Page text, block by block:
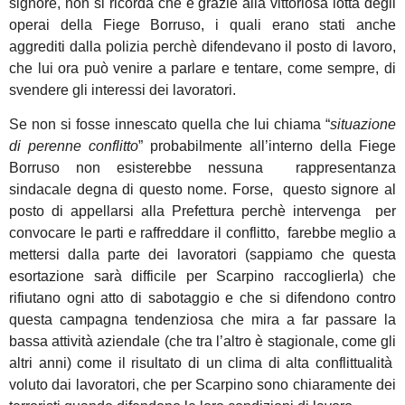
signore, non si ricorda che è grazie alla vittoriosa lotta degli
operai della Fiege Borruso, i quali erano stati anche
aggrediti dalla polizia perchè difendevano il posto di lavoro,
che lui ora può venire a parlare e tentare, come sempre, di
svendere gli interessi dei lavoratori.
Se non si fosse innescato quella che lui chiama “situazione
di perenne conflitto” probabilmente all’interno della Fiege
Borruso non esisterebbe nessuna rappresentanza
sindacale degna di questo nome. Forse, questo signore al
posto di appellarsi alla Prefettura perchè intervenga per
convocare le parti e raffreddare il conflitto, farebbe meglio a
mettersi dalla parte dei lavoratori (sappiamo che questa
esortazione sarà difficile per Scarpino raccoglierla) che
rifiutano ogni atto di sabotaggio e che si difendono contro
questa campagna tendenziosa che mira a far passare la
bassa attività aziendale (che tra l’altro è stagionale, come gli
altri anni) come il risultato di un clima di alta conflittualità
voluto dai lavoratori, che per Scarpino sono chiaramente dei